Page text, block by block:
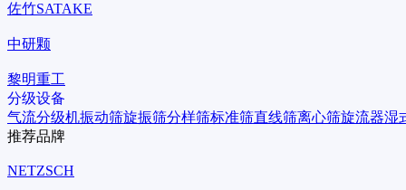
佐竹SATAKE
中研颗
黎明重工
分级设备
气流分级机振动筛旋振筛分样筛标准筛直线筛离心筛旋流器湿
推荐品牌
NETZSCH